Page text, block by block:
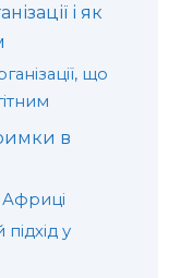
і як
що
в
Африці
у